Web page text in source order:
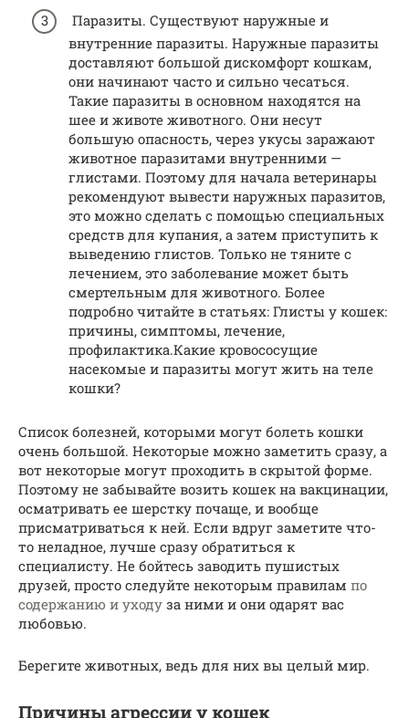
Паразиты. Существуют наружные и
внутренние паразиты. Наружные паразиты
доставляют большой дискомфорт кошкам,
они начинают часто и сильно чесаться.
Такие паразиты в основном находятся на
шее и животе животного. Они несут
большую опасность, через укусы заражают
животное паразитами внутренними —
глистами. Поэтому для начала ветеринары
рекомендуют вывести наружных паразитов,
это можно сделать с помощью специальных
средств для купания, а затем приступить к
выведению глистов. Только не тяните с
лечением, это заболевание может быть
смертельным для животного. Более
подробно читайте в статьях: Глисты у кошек:
причины, симптомы, лечение,
профилактика.Какие кровососущие
насекомые и паразиты могут жить на теле
кошки?
Список болезней, которыми могут болеть кошки
очень большой. Некоторые можно заметить сразу, а
вот некоторые могут проходить в скрытой форме.
Поэтому не забывайте возить кошек на вакцинации,
осматривать ее шерстку почаще, и вообще
присматриваться к ней. Если вдруг заметите что-
то неладное, лучше сразу обратиться к
специалисту. Не бойтесь заводить пушистых
друзей, просто следуйте некоторым правилам по
содержанию и уходу за ними и они одарят вас
любовью.
Берегите животных, ведь для них вы целый мир.
Причины агрессии у кошек